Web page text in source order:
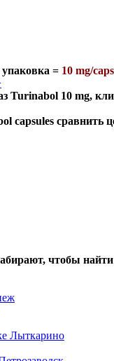
= 10 mg/caps
Turinabol 10
capsules сравнить
чтобы
Лыткарино